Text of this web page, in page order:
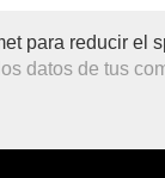
para reducir el
datos de tus